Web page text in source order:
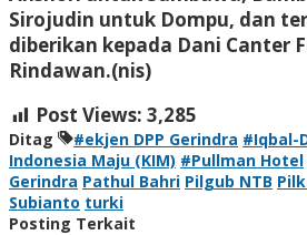
Sirojudin untuk Dompu, dan
diberikan kepada Dani Canter
Rindawan.(nis)
Post Views: 3,285
Ditag #ekjen DPP Gerindra #Iqbal-
Indonesia Maju (KIM) #Pullman Hotel
Gerindra Pathul Bahri Pilgub NTB
Subianto turki
Posting Terkait